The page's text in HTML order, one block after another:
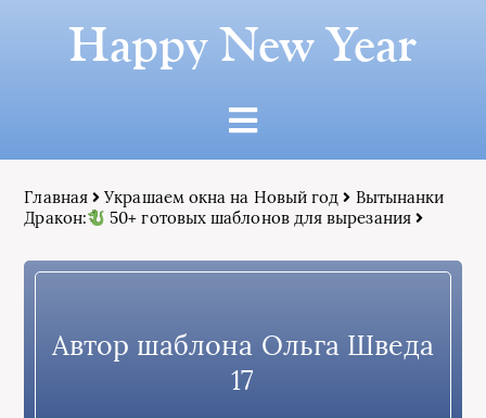
Happy New Year
Главная Украшаем окна на Новый год
Вытынанки
Дракон:
50+ готовых шаблонов для вырезания
Автор шаблона Ольга Шведа
17